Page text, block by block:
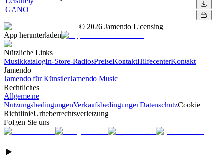
GANO
© 2026 Jamendo Licensing
App herunterladen
Nützliche Links
MusikkatalogIn-Store-RadiosPreiseKontaktHilfecenterKontakt
Jamendo
Jamendo für KünstlerJamendo Music
Rechtliches
Allgemeine
NutzungsbedingungenVerkaufsbedingungenDatenschutzCookie-
RichtlinieUrheberrechtsverletzung
Folgen Sie uns